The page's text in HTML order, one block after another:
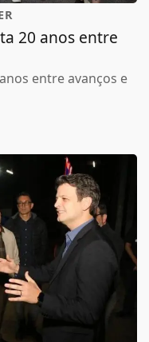
20 anos entre
entre avanços e